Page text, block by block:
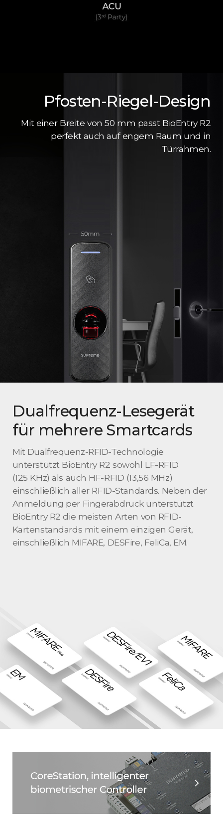
Pfosten-Riegel-Design
Mit einer Breite von 50 mm passt BioEntry R2
perfekt auch auf engem Raum und in
Türrahmen.
Dualfrequenz-Lesegerät
für mehrere Smartcards
Mit Dualfrequenz-RFID-Technologie
unterstützt BioEntry R2 sowohl LF-RFID
(125 KHz) als auch HF-RFID (13,56 MHz)
einschließlich aller RFID-Standards. Neben der
Anmeldung per Fingerabdruck unterstützt
BioEntry R2 die meisten Arten von RFID-
Kartenstandards mit einem einzigen Gerät,
einschließlich MIFARE, DESFire, FeliCa, EM.